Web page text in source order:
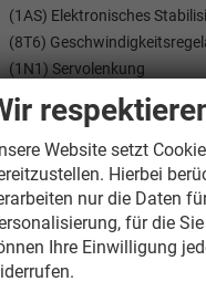
(1AS) Elektronisches
(8T6)
(1N1) Servolenkung
(7L6) Start-Stop Automatik
(4L6) Innenspiegel
(NZ2) Notrufsystem eCall+
(4X3) Kopf- und
(6K2) ""FRONT ASSIST""
UND
(6XK) Außenspiegel elektr.
Website setzt
Hierbei
nur die Daten
für die
Ihre Einwilligung